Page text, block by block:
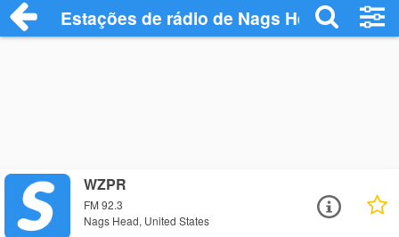
Estações de rádio de Nags Head - Ouça
WZPR
FM 92.3
Nags Head, United States